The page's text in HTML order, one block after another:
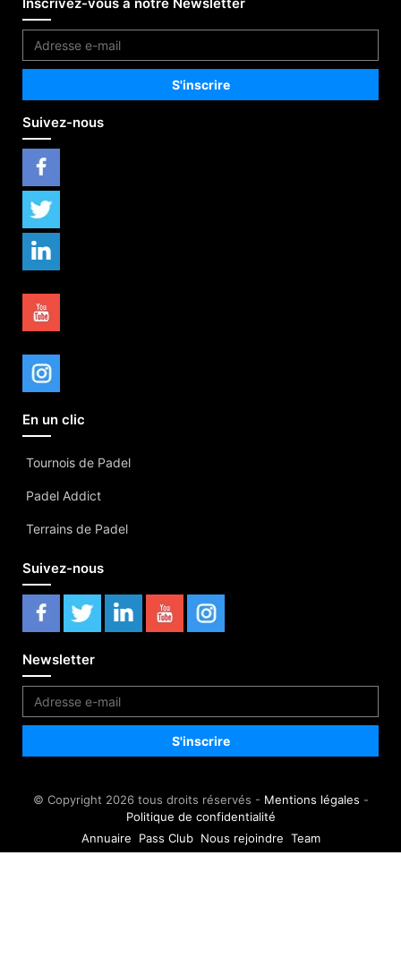
Suivez-nous
En un clic
Tournois de Padel
Padel Addict
Terrains de Padel
Suivez-nous
Newsletter
© Copyright 2026 tous droits réservés - Mentions légales -
Politique de confidentialité
Annuaire
Pass Club Nous rejoindre Team